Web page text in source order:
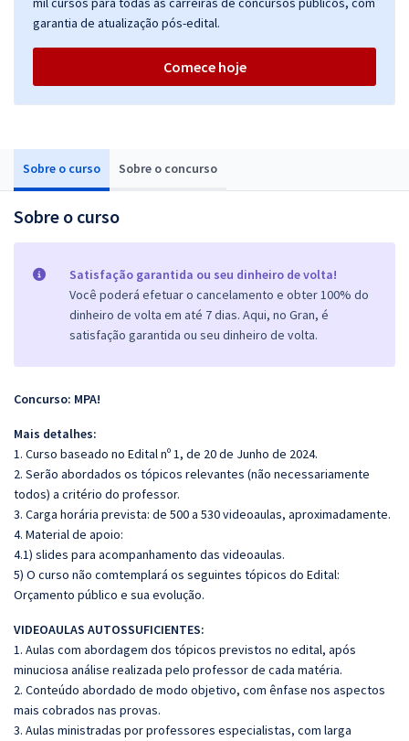
Sobre o curso Sobre o concurso
Sobre o curso
Satisfação garantida ou seu dinheiro de volta!
Você poderá efetuar o cancelamento e obter 100% do
dinheiro de volta em até 7 dias. Aqui, no Gran, é
satisfação garantida ou seu dinheiro de volta.
Concurso: MPA!
Mais detalhes:
1. Curso baseado no Edital nº 1, de 20 de Junho de 2024.
2. Serão abordados os tópicos relevantes (não necessariamente
todos) a critério do professor.
3. Carga horária prevista: de 500 a 530 videoaulas, aproximadamente.
4. Material de apoio:
4.1) slides para acompanhamento das videoaulas.
5) O curso não comtemplará os seguintes tópicos do Edital:
Orçamento público e sua evolução.
VIDEOAULAS AUTOSSUFICIENTES:
1. Aulas com abordagem dos tópicos previstos no edital, após
minuciosa análise realizada pelo professor de cada matéria.
2. Conteúdo abordado de modo objetivo, com ênfase nos aspectos
mais cobrados nas provas.
3. Aulas ministradas por professores especialistas, com larga
garantia de atualização pós-edital.
Comece hoje